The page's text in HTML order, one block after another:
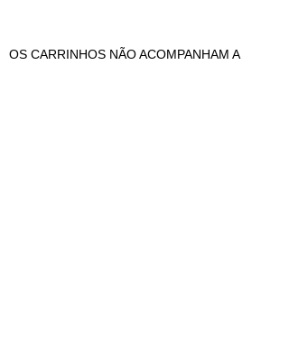
OS CARRINHOS NÃO ACOMPANHAM A